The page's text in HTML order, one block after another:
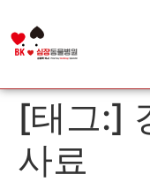
[태그:]
사료